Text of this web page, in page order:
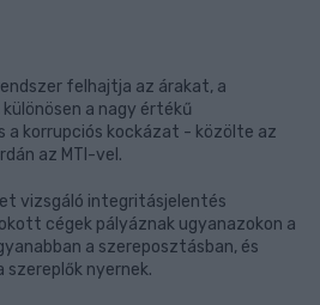
felhajtja az árakat, a
a nagy értékű
a korrupciós kockázat - közölte az
az MTI-vel.
vizsgáló integritásjelentés
cégek pályáznak ugyanazokon a
a szereposztásban, és
nyernek.